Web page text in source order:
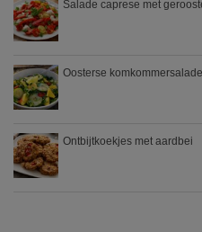
Salade caprese met
Oosterse
Ontbijtkoekjes met aardbei